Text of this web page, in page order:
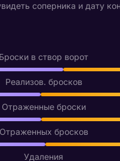
соперника и дату
Броски в створ ворот
Реализов. бросков
Отраженные броски
Отраженных бросков
Удаления